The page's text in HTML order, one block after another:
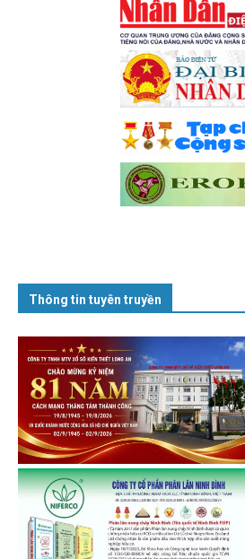
Thông tin tuyên truyền